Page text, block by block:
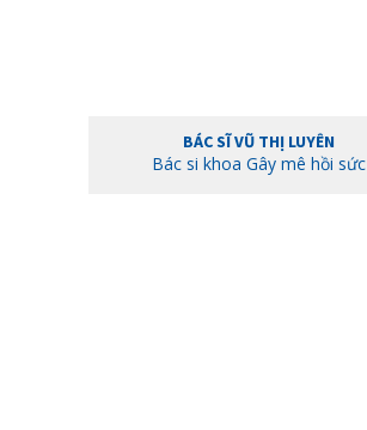
BÁC SĨ VŨ THỊ LUYÊN
Bác si khoa Gây mê hồi sức